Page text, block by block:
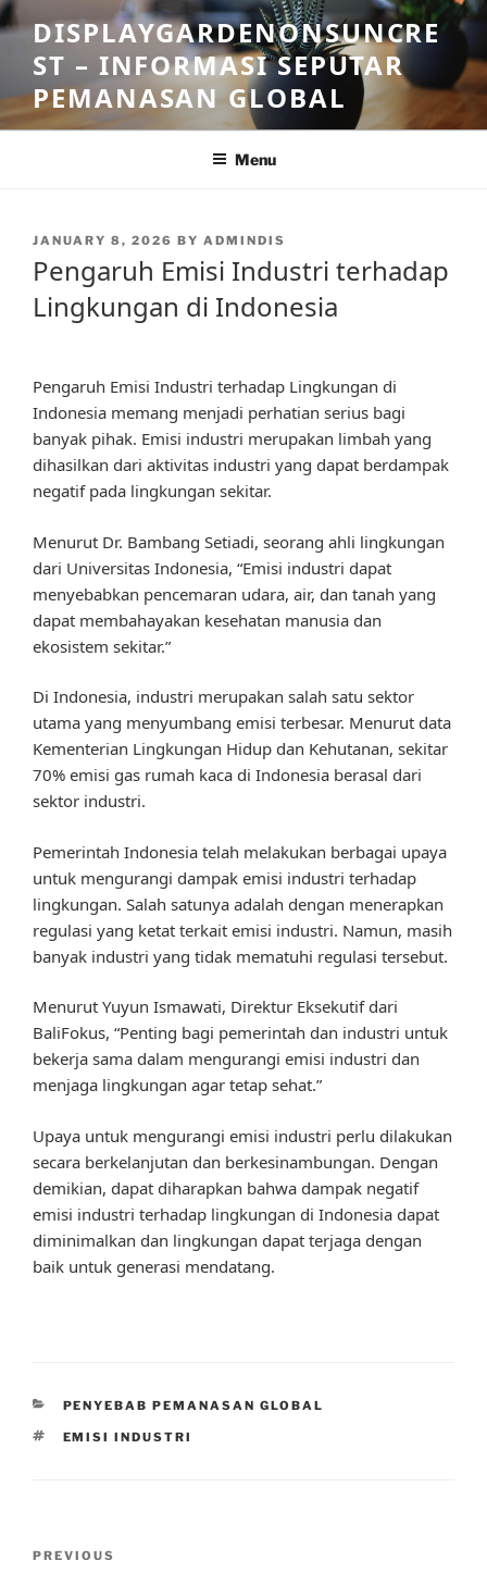
Skip
to
content
DISPLAYGARDENONSUNCRE
ST – INFORMASI SEPUTAR
PEMANASAN GLOBAL
Menu
POSTED
JANUARY 8, 2026 BY ADMINDIS
Pengaruh Emisi Industri terhadap
Lingkungan di Indonesia
Pengaruh Emisi Industri terhadap Lingkungan di
Indonesia memang menjadi perhatian serius bagi
banyak pihak. Emisi industri merupakan limbah yang
dihasilkan dari aktivitas industri yang dapat berdampak
negatif pada lingkungan sekitar.
Menurut Dr. Bambang Setiadi, seorang ahli lingkungan
dari Universitas Indonesia, “Emisi industri dapat
menyebabkan pencemaran udara, air, dan tanah yang
dapat membahayakan kesehatan manusia dan
ekosistem sekitar.”
Di Indonesia, industri merupakan salah satu sektor
utama yang menyumbang emisi terbesar. Menurut data
Kementerian Lingkungan Hidup dan Kehutanan, sekitar
70% emisi gas rumah kaca di Indonesia berasal dari
sektor industri.
Pemerintah Indonesia telah melakukan berbagai upaya
untuk mengurangi dampak emisi industri terhadap
lingkungan. Salah satunya adalah dengan menerapkan
regulasi yang ketat terkait emisi industri. Namun, masih
banyak industri yang tidak mematuhi regulasi tersebut.
Menurut Yuyun Ismawati, Direktur Eksekutif dari
BaliFokus, “Penting bagi pemerintah dan industri untuk
bekerja sama dalam mengurangi emisi industri dan
menjaga lingkungan agar tetap sehat.”
Upaya untuk mengurangi emisi industri perlu dilakukan
secara berkelanjutan dan berkesinambungan. Dengan
demikian, dapat diharapkan bahwa dampak negatif
emisi industri terhadap lingkungan di Indonesia dapat
diminimalkan dan lingkungan dapat terjaga dengan
baik untuk generasi mendatang.
CATEGORIES
PENYEBAB PEMANASAN GLOBAL
TAGS
EMISI INDUSTRI
Previous
PREVIOUS